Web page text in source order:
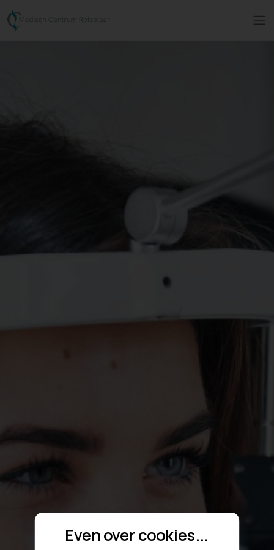
Even over cookies...